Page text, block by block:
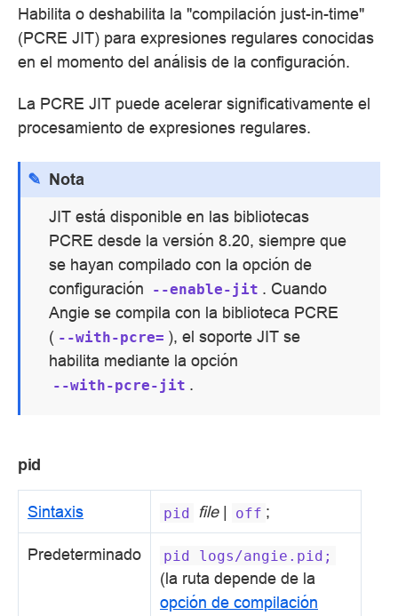
Habilita o deshabilita la "compilación just-in-time"
(PCRE JIT) para expresiones regulares conocidas
en el momento del análisis de la configuración.
La PCRE JIT puede acelerar significativamente el
procesamiento de expresiones regulares.
Nota
JIT está disponible en las bibliotecas
PCRE desde la versión 8.20, siempre que
se hayan compilado con la opción de
configuración
--enable-jit . Cuando
Angie se compila con la biblioteca PCRE
( --with-pcre= ), el soporte JIT se
habilita mediante la opción
--with-pcre-jit .
pid
Sintaxis pid file| off ;
Predeterminado pid logs/angie.pid;
(la ruta depende de la
opción de compilación